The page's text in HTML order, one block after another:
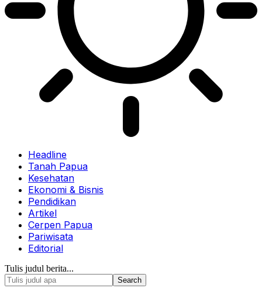
Headline
Tanah Papua
Kesehatan
Ekonomi & Bisnis
Pendidikan
Artikel
Cerpen Papua
Pariwisata
Editorial
Tulis judul berita...